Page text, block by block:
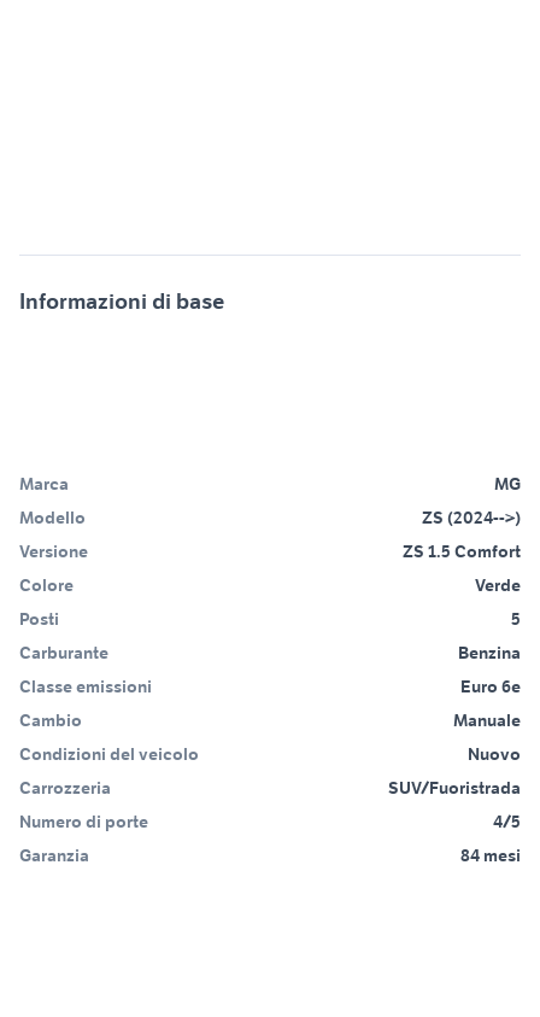
Informazioni di base
Marca
MG
Modello
ZS (2024-->)
Versione
ZS 1.5 Comfort
Colore
Verde
Posti
5
Carburante
Benzina
Classe emissioni
Euro 6e
Cambio
Manuale
Condizioni del veicolo
Nuovo
Carrozzeria
SUV/Fuoristrada
Numero di porte
4/5
Garanzia
84 mesi